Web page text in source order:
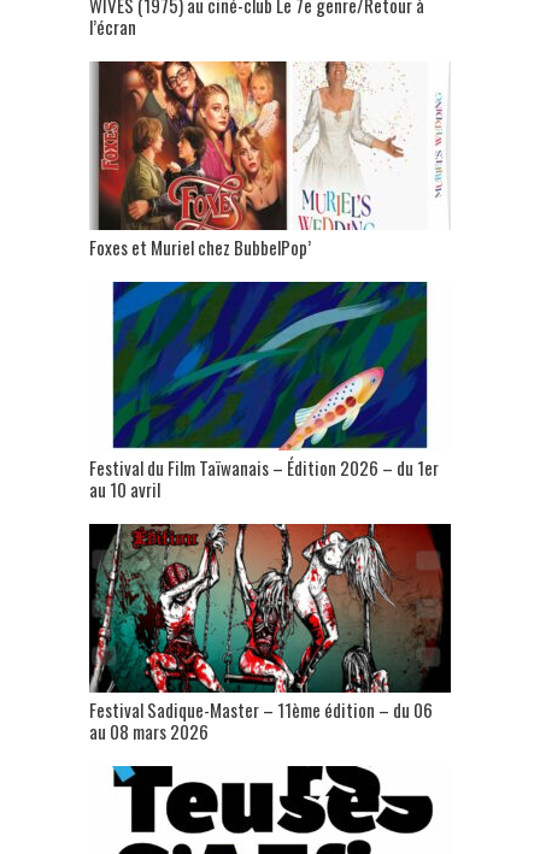
l’écran
Foxes et Muriel chez BubbelPop’
Festival du Film Taïwanais – Édition 2026 – du 1er
au 10 avril
Festival Sadique-Master – 11ème édition – du 06
au 08 mars 2026